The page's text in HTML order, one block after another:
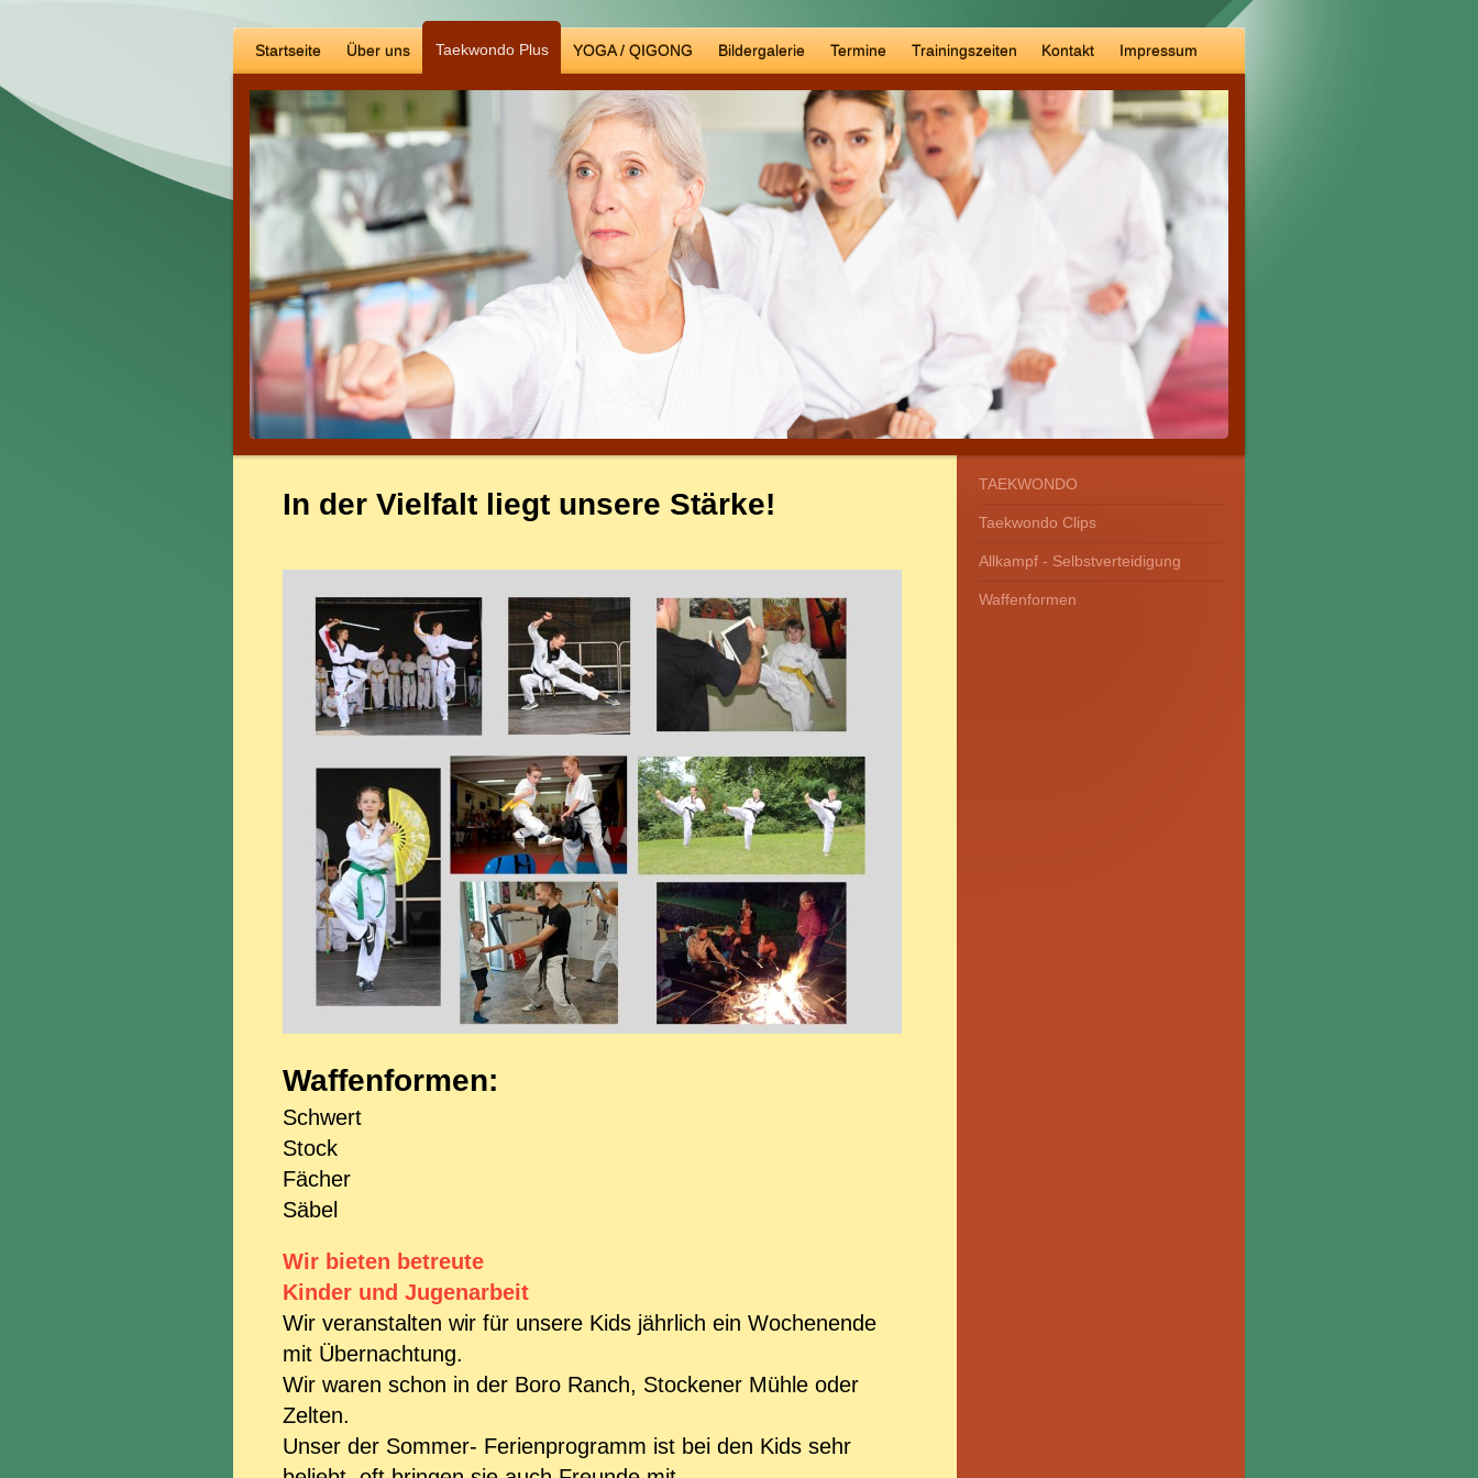
Startseite Über uns Taekwondo Plus YOGA / QIGONG Bildergalerie Termine Trainingszeiten Kontakt Impressum
In der Vielfalt liegt unsere Stärke!
Waffenformen:
Schwert
Stock
Fächer
Säbel
Wir bieten betreute
Kinder und Jugenarbeit
Wir veranstalten wir für unsere Kids jährlich ein Wochenende
mit Übernachtung.
Wir waren schon in der Boro Ranch, Stockener Mühle oder
Zelten.
Unser der Sommer- Ferienprogramm ist bei den Kids sehr
TAEKWONDO
Taekwondo Clips
Allkampf - Selbstverteidigung
Waffenformen